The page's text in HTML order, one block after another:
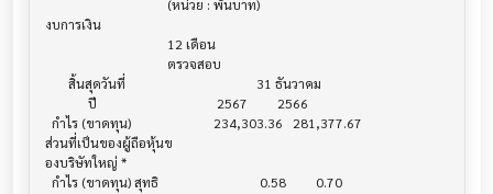
งบการเงิน
ส่วนที่เป็นของผู้ถือหุ้นข
องบริษัทใหญ่ *